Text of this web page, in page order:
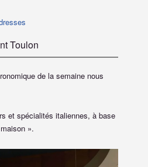
Toulon
de la semaine nous
et spécialités italiennes, à base
».